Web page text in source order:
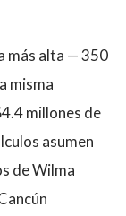
más alta — 350
misma
millones de
asumen
de Wilma